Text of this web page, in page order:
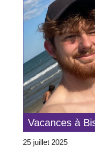
Vacances à
25 juillet 2025